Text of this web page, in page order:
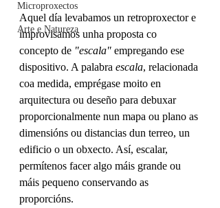
Microproxectos
Arte e Natureza
Aquel día levabamos un retroproxector e
improvisamos unha proposta co
concepto de "escala" empregando ese
dispositivo. A palabra escala, relacionada
coa medida, emprégase moito en
arquitectura ou deseño para debuxar
proporcionalmente nun mapa ou plano as
dimensións ou distancias dun terreo, un
edificio o un obxecto. Así, escalar,
permítenos facer algo máis grande ou
máis pequeno conservando as
proporcións.